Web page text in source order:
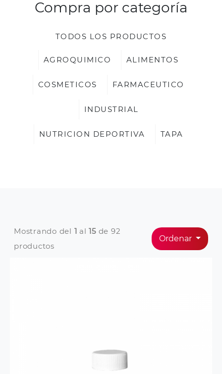
Compra por categoría
TODOS LOS PRODUCTOS
AGROQUIMICO ALIMENTOS
COSMETICOS FARMACEUTICO
INDUSTRIAL
NUTRICION DEPORTIVA TAPA
Mostrando del 1 al15de 92
productos
Ordenar